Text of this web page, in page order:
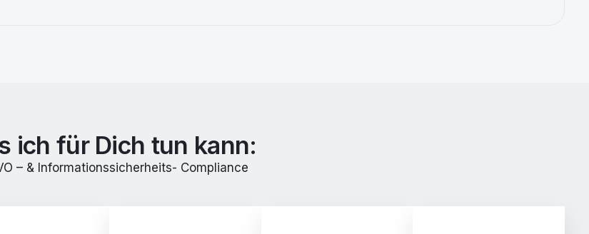
ich für Dich tun kann:
– & Informationssicherheits- Compliance